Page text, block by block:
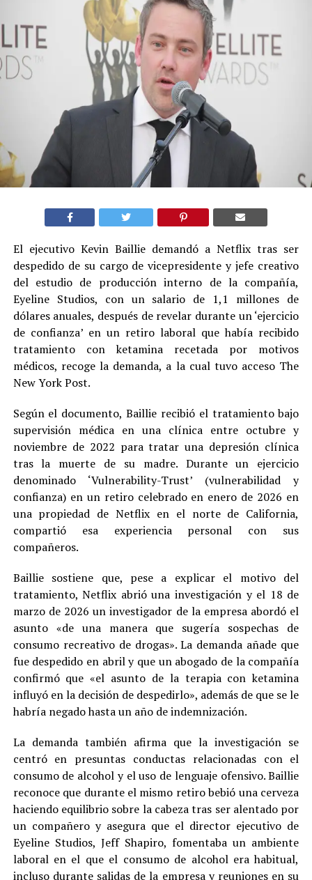
El ejecutivo Kevin Baillie demandó a Netflix tras ser
despedido de su cargo de vicepresidente y jefe creativo
del estudio de producción interno de la compañía,
Eyeline Studios, con un salario de 1,1 millones de
dólares anuales, después de revelar durante un ‘ejercicio
de confianza’ en un retiro laboral que había recibido
tratamiento con ketamina recetada por motivos
médicos, recoge la demanda, a la cual tuvo acceso The
New York Post.
Según el documento, Baillie recibió el tratamiento bajo
supervisión médica en una clínica entre octubre y
noviembre de 2022 para tratar una depresión clínica
tras la muerte de su madre. Durante un ejercicio
denominado ‘Vulnerability-Trust’ (vulnerabilidad y
confianza) en un retiro celebrado en enero de 2026 en
una propiedad de Netflix en el norte de California,
compartió esa experiencia personal con sus
compañeros.
Baillie sostiene que, pese a explicar el motivo del
tratamiento, Netflix abrió una investigación y el 18 de
marzo de 2026 un investigador de la empresa abordó el
asunto «de una manera que sugería sospechas de
consumo recreativo de drogas». La demanda añade que
fue despedido en abril y que un abogado de la compañía
confirmó que «el asunto de la terapia con ketamina
influyó en la decisión de despedirlo», además de que se le
habría negado hasta un año de indemnización.
La demanda también afirma que la investigación se
centró en presuntas conductas relacionadas con el
consumo de alcohol y el uso de lenguaje ofensivo. Baillie
reconoce que durante el mismo retiro bebió una cerveza
haciendo equilibrio sobre la cabeza tras ser alentado por
un compañero y asegura que el director ejecutivo de
Eyeline Studios, Jeff Shapiro, fomentaba un ambiente
laboral en el que el consumo de alcohol era habitual,
incluso durante salidas de la empresa y reuniones en su